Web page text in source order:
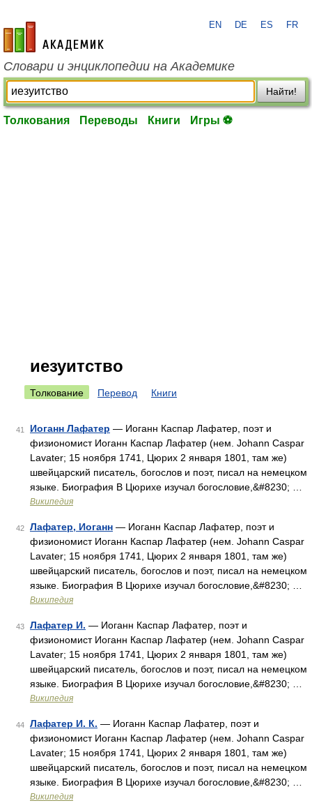
academic.ru
EN DE ES FR
Словари и энциклопедии на Академике
Найти!
Толкования Переводы Книги Игры ⚽
иезуитство
Толкование Перевод Книги
41 Иоганн Лафатер — Иоганн Каспар Лафатер, поэт и
физиономист Иоганн Каспар Лафатер (нем. Johann Caspar
Lavater; 15 ноября 1741, Цюрих 2 января 1801, там же)
швейцарский писатель, богослов и поэт, писал на немецком
языке. Биография В Цюрихе изучал богословие,&#8230; …
Википедия
42 Лафатер, Иоганн — Иоганн Каспар Лафатер, поэт и
физиономист Иоганн Каспар Лафатер (нем. Johann Caspar
Lavater; 15 ноября 1741, Цюрих 2 января 1801, там же)
швейцарский писатель, богослов и поэт, писал на немецком
языке. Биография В Цюрихе изучал богословие,&#8230; …
Википедия
43 Лафатер И. — Иоганн Каспар Лафатер, поэт и
физиономист Иоганн Каспар Лафатер (нем. Johann Caspar
Lavater; 15 ноября 1741, Цюрих 2 января 1801, там же)
швейцарский писатель, богослов и поэт, писал на немецком
языке. Биография В Цюрихе изучал богословие,&#8230; …
Википедия
44 Лафатер И. К. — Иоганн Каспар Лафатер, поэт и
физиономист Иоганн Каспар Лафатер (нем. Johann Caspar
Lavater; 15 ноября 1741, Цюрих 2 января 1801, там же)
швейцарский писатель, богослов и поэт, писал на немецком
языке. Биография В Цюрихе изучал богословие,&#8230; …
Википедия